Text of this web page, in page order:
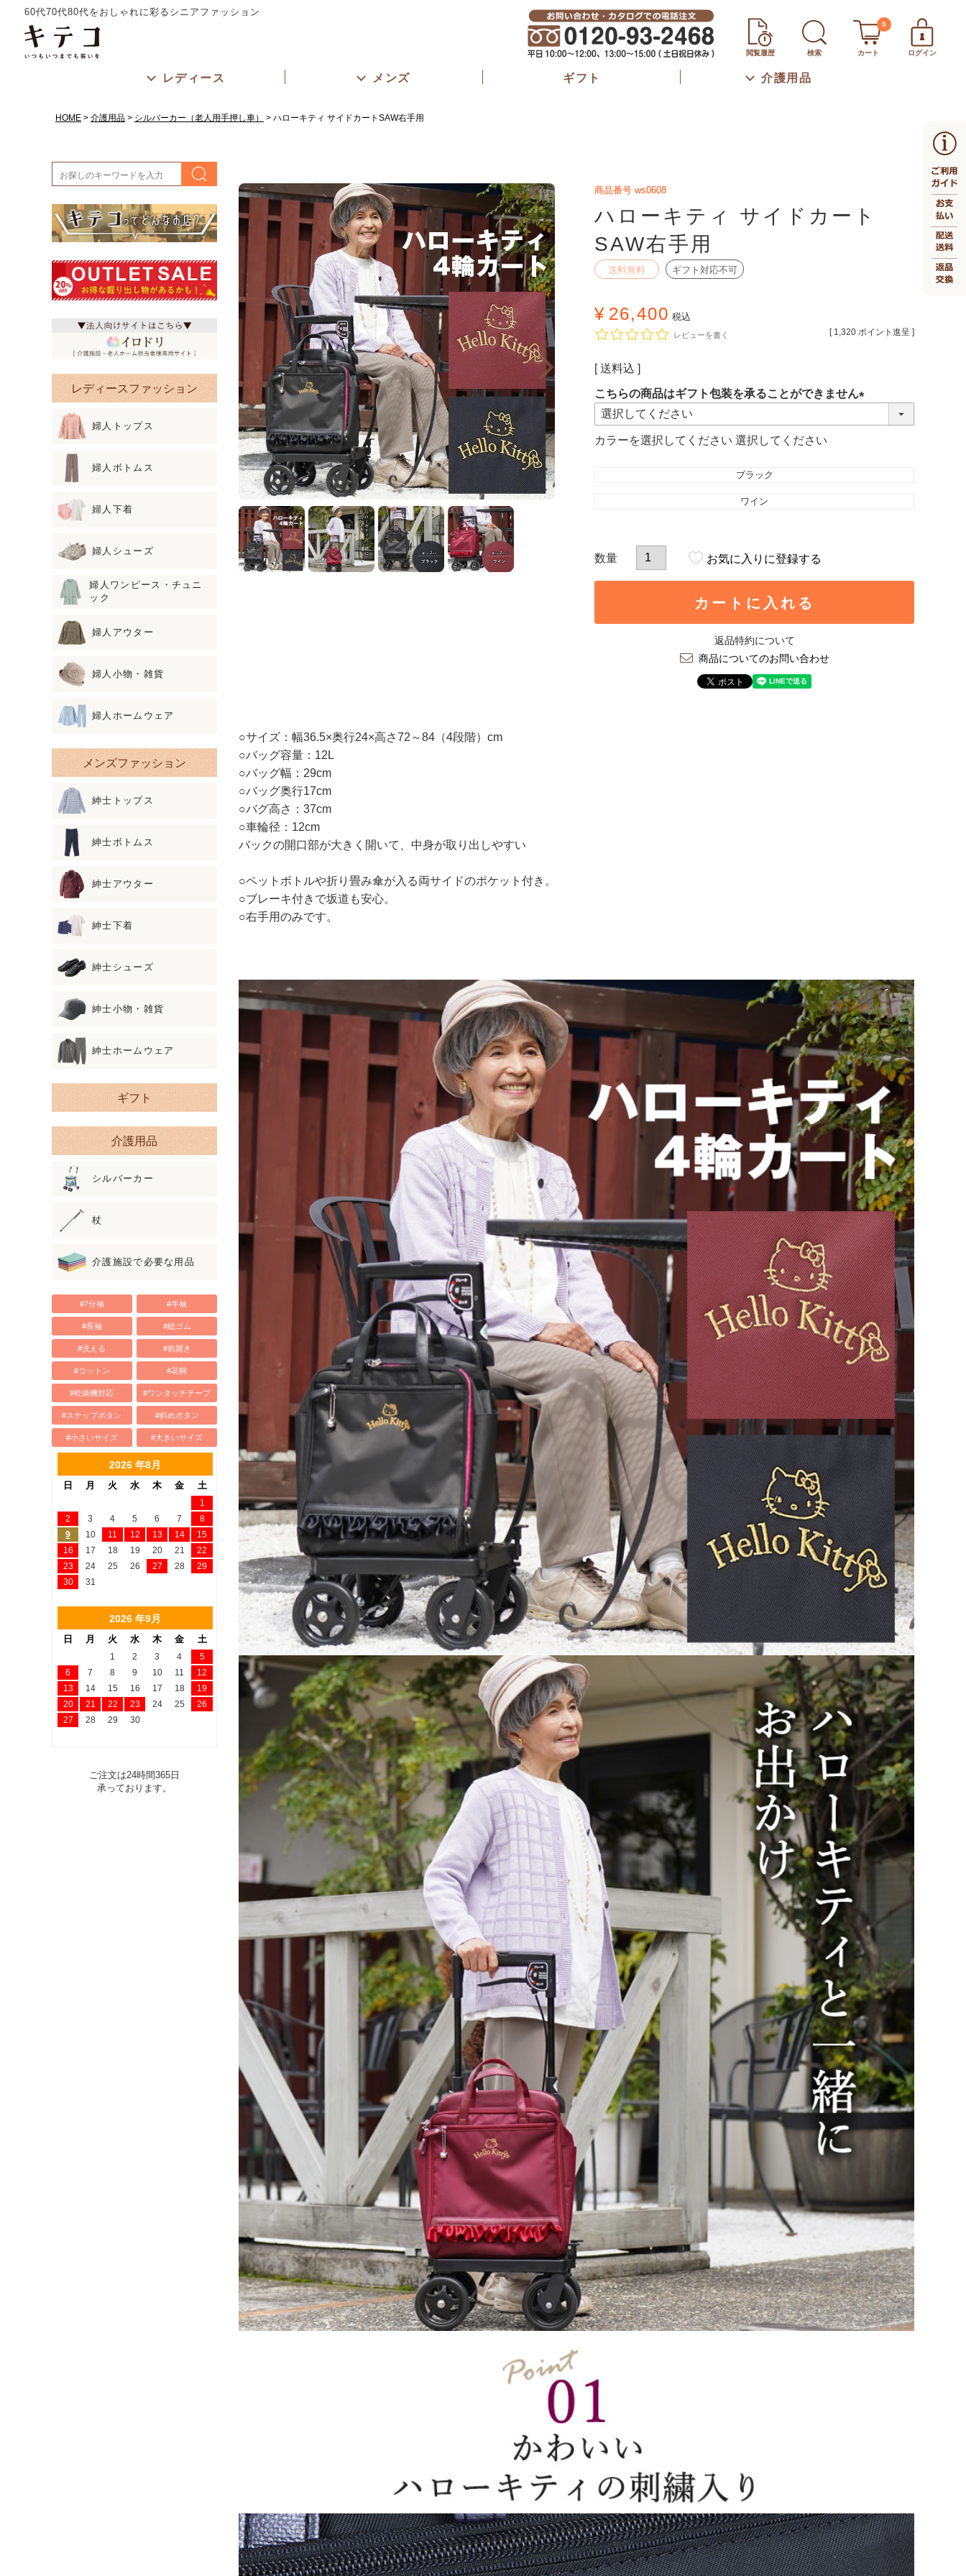
60代70代80代をおしゃれに彩るシニアファッション
閲覧履歴 検索 カート
0
ログイン
レディース メンズ ギフト 介護用品
HOME 介護用品 シルバーカー（老人用手押し車） ハローキティ サイドカートSAW右手用
レディースファッション
婦人トップス
婦人ボトムス
婦人下着
婦人シューズ
婦人ワンピース・チュニ
ック
婦人アウター
婦人小物・雑貨
婦人ホームウェア
メンズファッション
紳士トップス
紳士ボトムス
紳士アウター
紳士下着
紳士シューズ
紳士小物・雑貨
紳士ホームウェア
ギフト
介護用品
シルバーカー
杖
介護施設で必要な用品
#7分袖 #半袖
#長袖 #総ゴム
#洗える #前開き
#コットン #花柄
#乾燥機対応 #ワンタッチテープ
#スナップボタン #斜めボタン
#小さいサイズ #大きいサイズ
2026 年8月
日 月 火 水 木 金 土
1
2
3 4 5 6 7
8
9
10 11 12 13 14
15
16
17 18 19 20 21
22
23
24 25 26 27 28
29
30
31
2026 年9月
日 月 火 水 木 金 土
1 2 3 4
5
6
7 8 9 10 11
12
13
14 15 16 17 18
19
20
21 22 23 24 25
26
27
28 29 30
ご注文は24時間365日
承っております。
商品番号 ws0608
ハローキティ サイドカート
SAW右手用
送料無料 ギフト対応不可
¥ 26,400 税込
[ 1,320 ポイント進呈 ]
レビューを書く
送料込
こちらの商品はギフト包装を承ることができません
カラー 選択してください
ブラック
ワイン
お気に入りに登録する
カートに入れる
返品特約について
商品についてのお問い合わせ
○サイズ：幅36.5×奥行24×高さ72～84（4段階）cm
○バッグ容量：12L
○バッグ幅：29cm
○バッグ奥行17cm
○バグ高さ：37cm
○車輪径：12cm
バックの開口部が大きく開いて、中身が取り出しやすい
○ペットボトルや折り畳み傘が入る両サイドのポケット付き。
○ブレーキ付きで坂道も安心。
○右手用のみです。